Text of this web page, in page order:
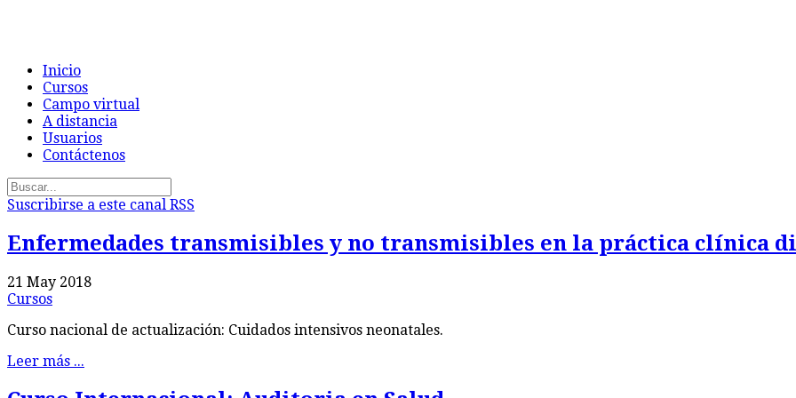
Inicio
Cursos
Campo virtual
A distancia
Usuarios
Contáctenos
Suscribirse a este canal RSS
Enfermedades transmisibles y no transmisibles en la práctica clínica
21 May 2018
Cursos
Curso nacional de actualización: Cuidados intensivos neonatales.
Leer más ...